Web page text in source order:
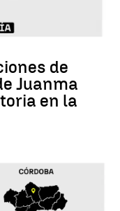
de
Juanma
en la